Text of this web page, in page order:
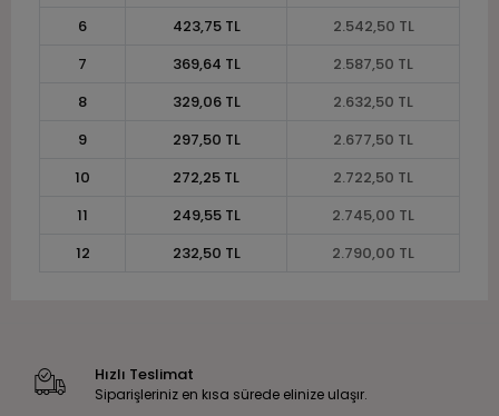
6
423,75 TL
2.542,50 TL
7
369,64 TL
2.587,50 TL
8
329,06 TL
2.632,50 TL
9
297,50 TL
2.677,50 TL
10
272,25 TL
2.722,50 TL
11
249,55 TL
2.745,00 TL
12
232,50 TL 2.790,00 TL
Hızlı Teslimat
Siparişleriniz en kısa sürede elinize ulaşır.